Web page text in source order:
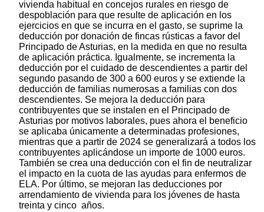
vivienda habitual en concejos rurales en riesgo de
despoblación para que resulte de aplicación en los
ejercicios en que se incurra en el gasto, se suprime la
deducción por donación de fincas rústicas a favor del
Principado de Asturias, en la medida en que no resulta
de aplicación práctica. Igualmente, se incrementa la
deducción por el cuidado de descendientes a partir del
segundo pasando de 300 a 600 euros y se extiende la
deducción de familias numerosas a familias con dos
descendientes. Se mejora la deducción para
contribuyentes que se instalen en el Principado de
Asturias por motivos laborales, pues ahora el beneficio
se aplicaba únicamente a determinadas profesiones,
mientras que a partir de 2024 se generalizará a todos los
contribuyentes aplicándose un importe de 1000 euros.
También se crea una deducción con el fin de neutralizar
el impacto en la cuota de las ayudas para enfermos de
ELA. Por último, se mejoran las deducciones por
arrendamiento de vivienda para los jóvenes de hasta
treinta y cinco años.